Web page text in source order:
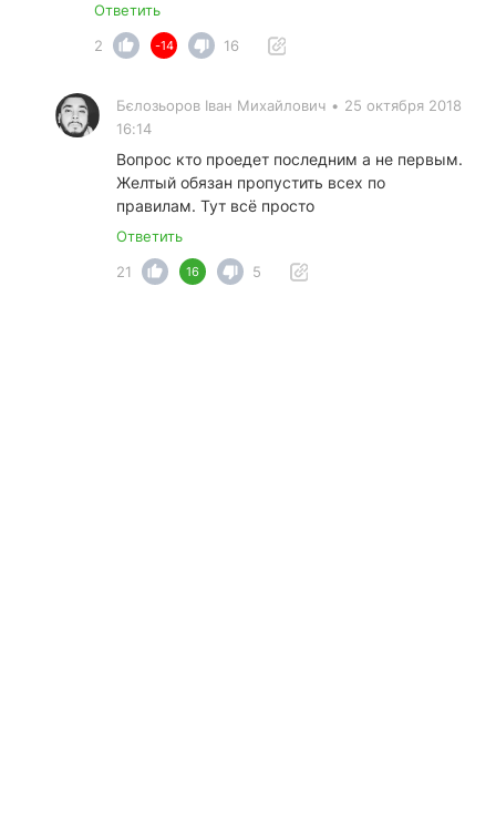
Ответить
2
-14 16
Бєлозьоров Іван Михайлович • 25 октября 2018
16:14
Вопрос кто проедет последним а не первым.
Желтый обязан пропустить всех по
правилам. Тут всё просто
Ответить
21
16 5